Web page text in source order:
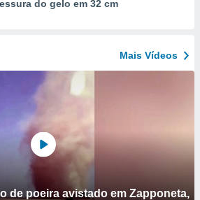
do gelo em 32 cm
Mais Vídeos
de poeira avistado em Zapponeta,